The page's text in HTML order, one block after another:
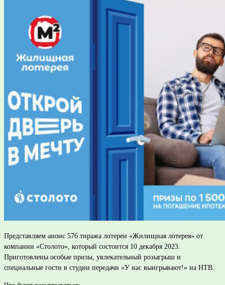
Представляем анонс 576 тиража лотереи «Жилищная лотерея» от
компании «Столото», который состоится 10 декабря 2023.
Приготовлены особые призы, увлекательный розыгрыш и
специальные гости в студии передачи «У нас выигрывают!» на НТВ.